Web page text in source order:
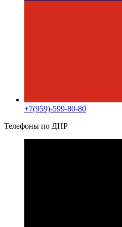
+7(959)-599-80-80
Телефоны по ДНР